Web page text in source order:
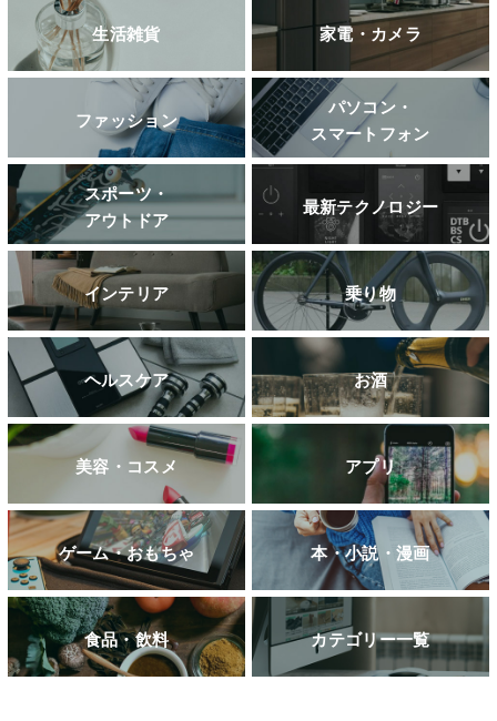
生活雑貨 家電・カメラ
ファッション
パソコン・
スマートフォン
スポーツ・
アウトドア
最新テクノロジー
インテリア 乗り物
ヘルスケア お酒
美容・コスメ アプリ
ゲーム・おもちゃ 本・小説・漫画
食品・飲料 カテゴリー一覧